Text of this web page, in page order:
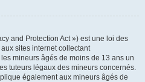
and Protection Act ») est une loi des
sites internet collectant
mineurs âgés de moins de 13 ans un
tuteurs légaux des mineurs concernés.
également aux mineurs âgés de